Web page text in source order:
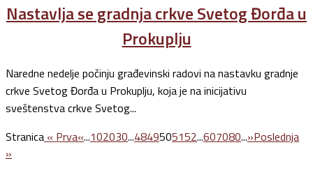
Nastavlja se gradnja crkve Svetog Đorđa u
Prokuplju
Naredne nedelje počinju građevinski radovi na nastavku gradnje
crkve Svetog Đorđa u Prokuplju, koja je na inicijativu
sveštenstva crkve Svetog...
Stranica « Prva«...102030...4849505152...607080...»Poslednja
»